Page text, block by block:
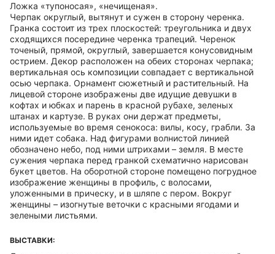
Ложка «тупоносая», «нечищеная».
Черпак округлый, вытянут и сужен в сторону черенка.
Гранка состоит из трех плоскостей: треугольника и двух
сходящихся посередине черенка трапеций. Черенок
точеный, прямой, округлый, завершается конусовидным
острием. Декор расположен на обеих сторонах черпака;
вертикальная ось композиции совпадает с вертикальной
осью черпака. Орнамент сюжетный и растительный. На
лицевой стороне изображены две идущие девушки в
кофтах и юбках и парень в красной рубахе, зеленых
штанах и картузе. В руках они держат предметы,
используемые во время сенокоса: вилы, косу, грабли. За
ними идет собака. Над фигурами волнистой линией
обозначено небо, под ними штрихами – земля. В месте
сужения черпака перед гранкой схематично нарисован
букет цветов. На оборотной стороне помещено погрудное
изображение женщины в профиль, с волосами,
уложенными в прическу, и в шляпе с пером. Вокруг
женщины – изогнутые веточки с красными ягодами и
зелеными листьями.
ВЫСТАВКИ: